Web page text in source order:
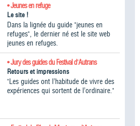
• Jeunes en refuge
Le site !
Dans la lignée du guide "jeunes en
refuges", le dernier né est le site web
jeunes en refuges.
• Jury des guides du Festival d'Autrans
Retours et impressions
"Les guides ont l’habitude de vivre des
expériences qui sortent de l’ordinaire."